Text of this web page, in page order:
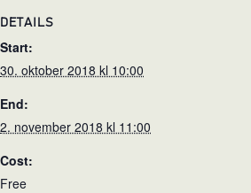
DETAILS
Start:
30. oktober 2018 kl 10:00
End:
2. november 2018 kl 11:00
Cost:
Free